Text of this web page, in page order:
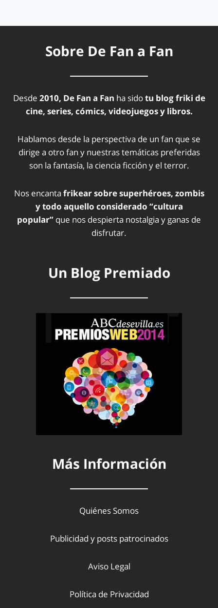
Sobre De Fan a Fan
Desde 2010, De Fan a Fan ha sidotu blog friki de
cine, series, cómics, videojuegos y libros.
Hablamos desde la perspectiva de un fan que se
dirige a otro fan y nuestras temáticas preferidas
son la fantasía, la ciencia ficción y el terror.
Nos encanta frikear sobre superhéroes, zombis
y todo aquello considerado “cultura
popular” que nos despierta nostalgia y ganas de
disfrutar.
Un Blog Premiado
Más Información
Quiénes Somos
Publicidad y posts patrocinados
Aviso Legal
Política de Privacidad